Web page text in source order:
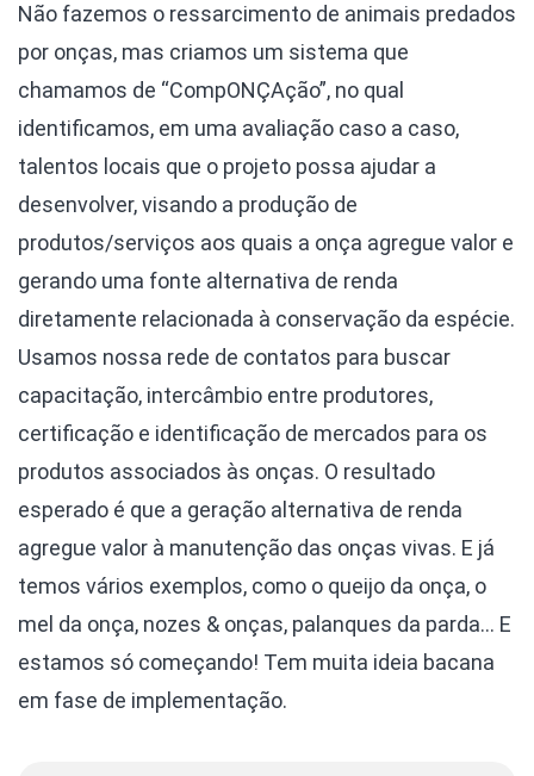
Não fazemos o ressarcimento de animais predados
por onças, mas criamos um sistema que
chamamos de “CompONÇAção”, no qual
identificamos, em uma avaliação caso a caso,
talentos locais que o projeto possa ajudar a
desenvolver, visando a produção de
produtos/serviços aos quais a onça agregue valor e
gerando uma fonte alternativa de renda
diretamente relacionada à conservação da espécie.
Usamos nossa rede de contatos para buscar
capacitação, intercâmbio entre produtores,
certificação e identificação de mercados para os
produtos associados às onças. O resultado
esperado é que a geração alternativa de renda
agregue valor à manutenção das onças vivas. E já
temos vários exemplos, como o queijo da onça, o
mel da onça, nozes & onças, palanques da parda… E
estamos só começando! Tem muita ideia bacana
em fase de implementação.